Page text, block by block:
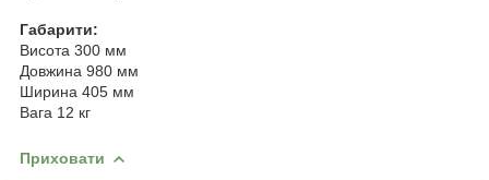
Габарити:
Висота 300 мм
Довжина 980 мм
Ширина 405 мм
Вага 12 кг
Приховати